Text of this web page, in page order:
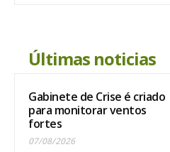
Últimas noticias
Gabinete de Crise é criado
para monitorar ventos
fortes
07/08/2026